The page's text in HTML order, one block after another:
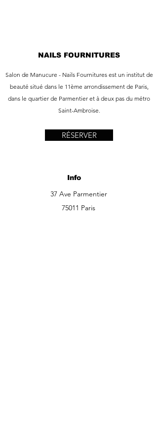
NAILS FOURNITURES
Salon de Manucure - Nails Fournitures est un institut de
beauté situé dans le 11ème arrondissement de Paris,
dans le quartier de Parmentier et à deux pas du métro
Saint-Ambroise.
RÉSERVER
Info
37 Ave Parmentier
75011 Paris